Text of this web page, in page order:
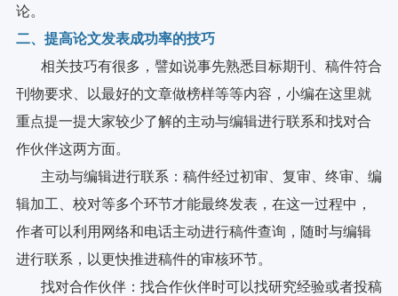
论。
二、提高论文发表成功率的技巧
相关技巧有很多，譬如说事先熟悉目标期刊、稿件符合
刊物要求、以最好的文章做榜样等等内容，小编在这里就
重点提一提大家较少了解的主动与编辑进行联系和找对合
作伙伴这两方面。
主动与编辑进行联系：稿件经过初审、复审、终审、编
辑加工、校对等多个环节才能最终发表，在这一过程中，
作者可以利用网络和电话主动进行稿件查询，随时与编辑
进行联系，以更快推进稿件的审核环节。
找对合作伙伴：找合作伙伴时可以找研究经验或者投稿